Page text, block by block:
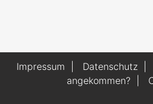
Impressum Datenschutz|
angekommen?